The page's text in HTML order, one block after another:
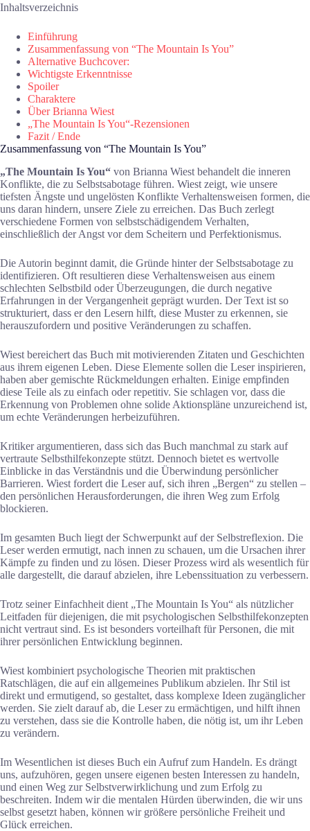
Inhaltsverzeichnis
Einführung
Zusammenfassung von “The Mountain Is You”
Alternative Buchcover:
Wichtigste Erkenntnisse
Spoiler
Charaktere
Über Brianna Wiest
„The Mountain Is You“-Rezensionen
Fazit / Ende
Zusammenfassung von “The Mountain Is You”
„The Mountain Is You“ von Brianna Wiest behandelt die inneren
Konflikte, die zu Selbstsabotage führen. Wiest zeigt, wie unsere
tiefsten Ängste und ungelösten Konflikte Verhaltensweisen formen, die
uns daran hindern, unsere Ziele zu erreichen. Das Buch zerlegt
verschiedene Formen von selbstschädigendem Verhalten,
einschließlich der Angst vor dem Scheitern und Perfektionismus.
Die Autorin beginnt damit, die Gründe hinter der Selbstsabotage zu
identifizieren. Oft resultieren diese Verhaltensweisen aus einem
schlechten Selbstbild oder Überzeugungen, die durch negative
Erfahrungen in der Vergangenheit geprägt wurden. Der Text ist so
strukturiert, dass er den Lesern hilft, diese Muster zu erkennen, sie
herauszufordern und positive Veränderungen zu schaffen.
Wiest bereichert das Buch mit motivierenden Zitaten und Geschichten
aus ihrem eigenen Leben. Diese Elemente sollen die Leser inspirieren,
haben aber gemischte Rückmeldungen erhalten. Einige empfinden
diese Teile als zu einfach oder repetitiv. Sie schlagen vor, dass die
Erkennung von Problemen ohne solide Aktionspläne unzureichend ist,
um echte Veränderungen herbeizuführen.
Kritiker argumentieren, dass sich das Buch manchmal zu stark auf
vertraute Selbsthilfekonzepte stützt. Dennoch bietet es wertvolle
Einblicke in das Verständnis und die Überwindung persönlicher
Barrieren. Wiest fordert die Leser auf, sich ihren „Bergen“ zu stellen –
den persönlichen Herausforderungen, die ihren Weg zum Erfolg
blockieren.
Im gesamten Buch liegt der Schwerpunkt auf der Selbstreflexion. Die
Leser werden ermutigt, nach innen zu schauen, um die Ursachen ihrer
Kämpfe zu finden und zu lösen. Dieser Prozess wird als wesentlich für
alle dargestellt, die darauf abzielen, ihre Lebenssituation zu verbessern.
Trotz seiner Einfachheit dient „The Mountain Is You“ als nützlicher
Leitfaden für diejenigen, die mit psychologischen Selbsthilfekonzepten
nicht vertraut sind. Es ist besonders vorteilhaft für Personen, die mit
ihrer persönlichen Entwicklung beginnen.
Wiest kombiniert psychologische Theorien mit praktischen
Ratschlägen, die auf ein allgemeines Publikum abzielen. Ihr Stil ist
direkt und ermutigend, so gestaltet, dass komplexe Ideen zugänglicher
werden. Sie zielt darauf ab, die Leser zu ermächtigen, und hilft ihnen
zu verstehen, dass sie die Kontrolle haben, die nötig ist, um ihr Leben
zu verändern.
Im Wesentlichen ist dieses Buch ein Aufruf zum Handeln. Es drängt
uns, aufzuhören, gegen unsere eigenen besten Interessen zu handeln,
und einen Weg zur Selbstverwirklichung und zum Erfolg zu
beschreiten. Indem wir die mentalen Hürden überwinden, die wir uns
selbst gesetzt haben, können wir größere persönliche Freiheit und
Glück erreichen.